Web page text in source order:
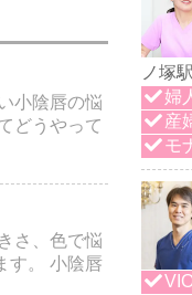
小陰唇の悩
どうやって
さ、色で悩
す。 小陰唇
ノ塚駅
婦
産
モ